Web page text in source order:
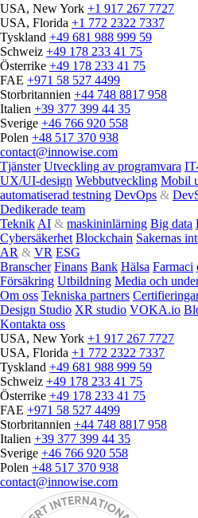
USA, New York +1 917 267 7727
USA, Florida +1 772 2322 7337
Tyskland +49 681 988 999 59
Schweiz +49 178 233 41 75
Österrike +49 178 233 41 75
FAE +971 58 527 4499
Storbritannien +44 748 8817 958
Italien +39 377 399 44 35
Sverige +46 766 920 558
Polen +48 517 370 938
contact@innowise.com
Tjänster Utveckling av programvara
UX/UI-design Webbutveckling Mobil
automatiserad testning DevOps &
Dedikerade team
Teknik AI & maskininlärning Big data
Cybersäkerhet Blockchain Sakernas
AR & VR ESG
Branscher Finans Bank Hälsa Farmaci
Försäkring Utbildning Media och
Om oss Tekniska partners
Design Studio XR studio VOKA.io
Kontakta oss
USA, New York +1 917 267 7727
USA, Florida +1 772 2322 7337
Tyskland +49 681 988 999 59
Schweiz +49 178 233 41 75
Österrike +49 178 233 41 75
FAE +971 58 527 4499
Storbritannien +44 748 8817 958
Italien +39 377 399 44 35
Sverige +46 766 920 558
Polen +48 517 370 938
contact@innowise.com